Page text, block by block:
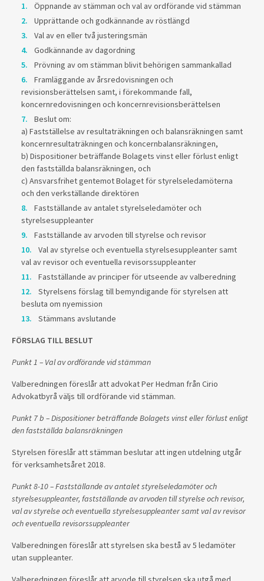
Öppnande av stämman och val av ordförande vid stämman
Upprättande och godkännande av röstlängd
Val av en eller två justeringsmän
Godkännande av dagordning
Prövning av om stämman blivit behörigen sammankallad
Framläggande av årsredovisningen och
revisionsberättelsen samt, i förekommande fall,
koncernredovisningen och koncernrevisionsberättelsen
Beslut om:
a) Fastställelse av resultaträkningen och balansräkningen samt
koncernresultaträkningen och koncernbalansräkningen,
b) Dispositioner beträffande Bolagets vinst eller förlust enligt
den fastställda balansräkningen, och
c) Ansvarsfrihet gentemot Bolaget för styrelseledamöterna
och den verkställande direktören
Fastställande av antalet styrelseledamöter och
styrelsesuppleanter
Fastställande av arvoden till styrelse och revisor
Val av styrelse och eventuella styrelsesuppleanter samt
val av revisor och eventuella revisorssuppleanter
Fastställande av principer för utseende av valberedning
Styrelsens förslag till bemyndigande för styrelsen att
besluta om nyemission
Stämmans avslutande
FÖRSLAG TILL BESLUT
Punkt 1 – Val av ordförande vid stämman
Valberedningen föreslår att advokat Per Hedman från Cirio
Advokatbyrå väljs till ordförande vid stämman.
Punkt 7 b – Dispositioner beträffande Bolagets vinst eller förlust enligt
den fastställda balansräkningen
Styrelsen föreslår att stämman beslutar att ingen utdelning utgår
för verksamhetsåret 2018.
Punkt 8-10 – Fastställande av antalet styrelseledamöter och
styrelsesuppleanter, fastställande av arvoden till styrelse och revisor,
val av styrelse och eventuella styrelsesuppleanter samt val av revisor
och eventuella revisorssuppleanter
Valberedningen föreslår att styrelsen ska bestå av 5 ledamöter
utan suppleanter.